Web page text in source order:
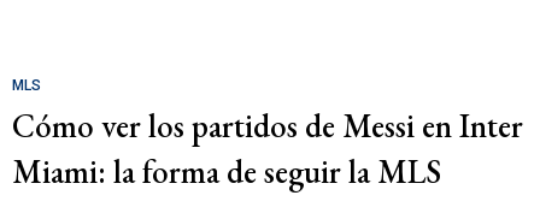
MLS
Cómo ver los partidos de Messi en Inter
Miami: la forma de seguir la MLS